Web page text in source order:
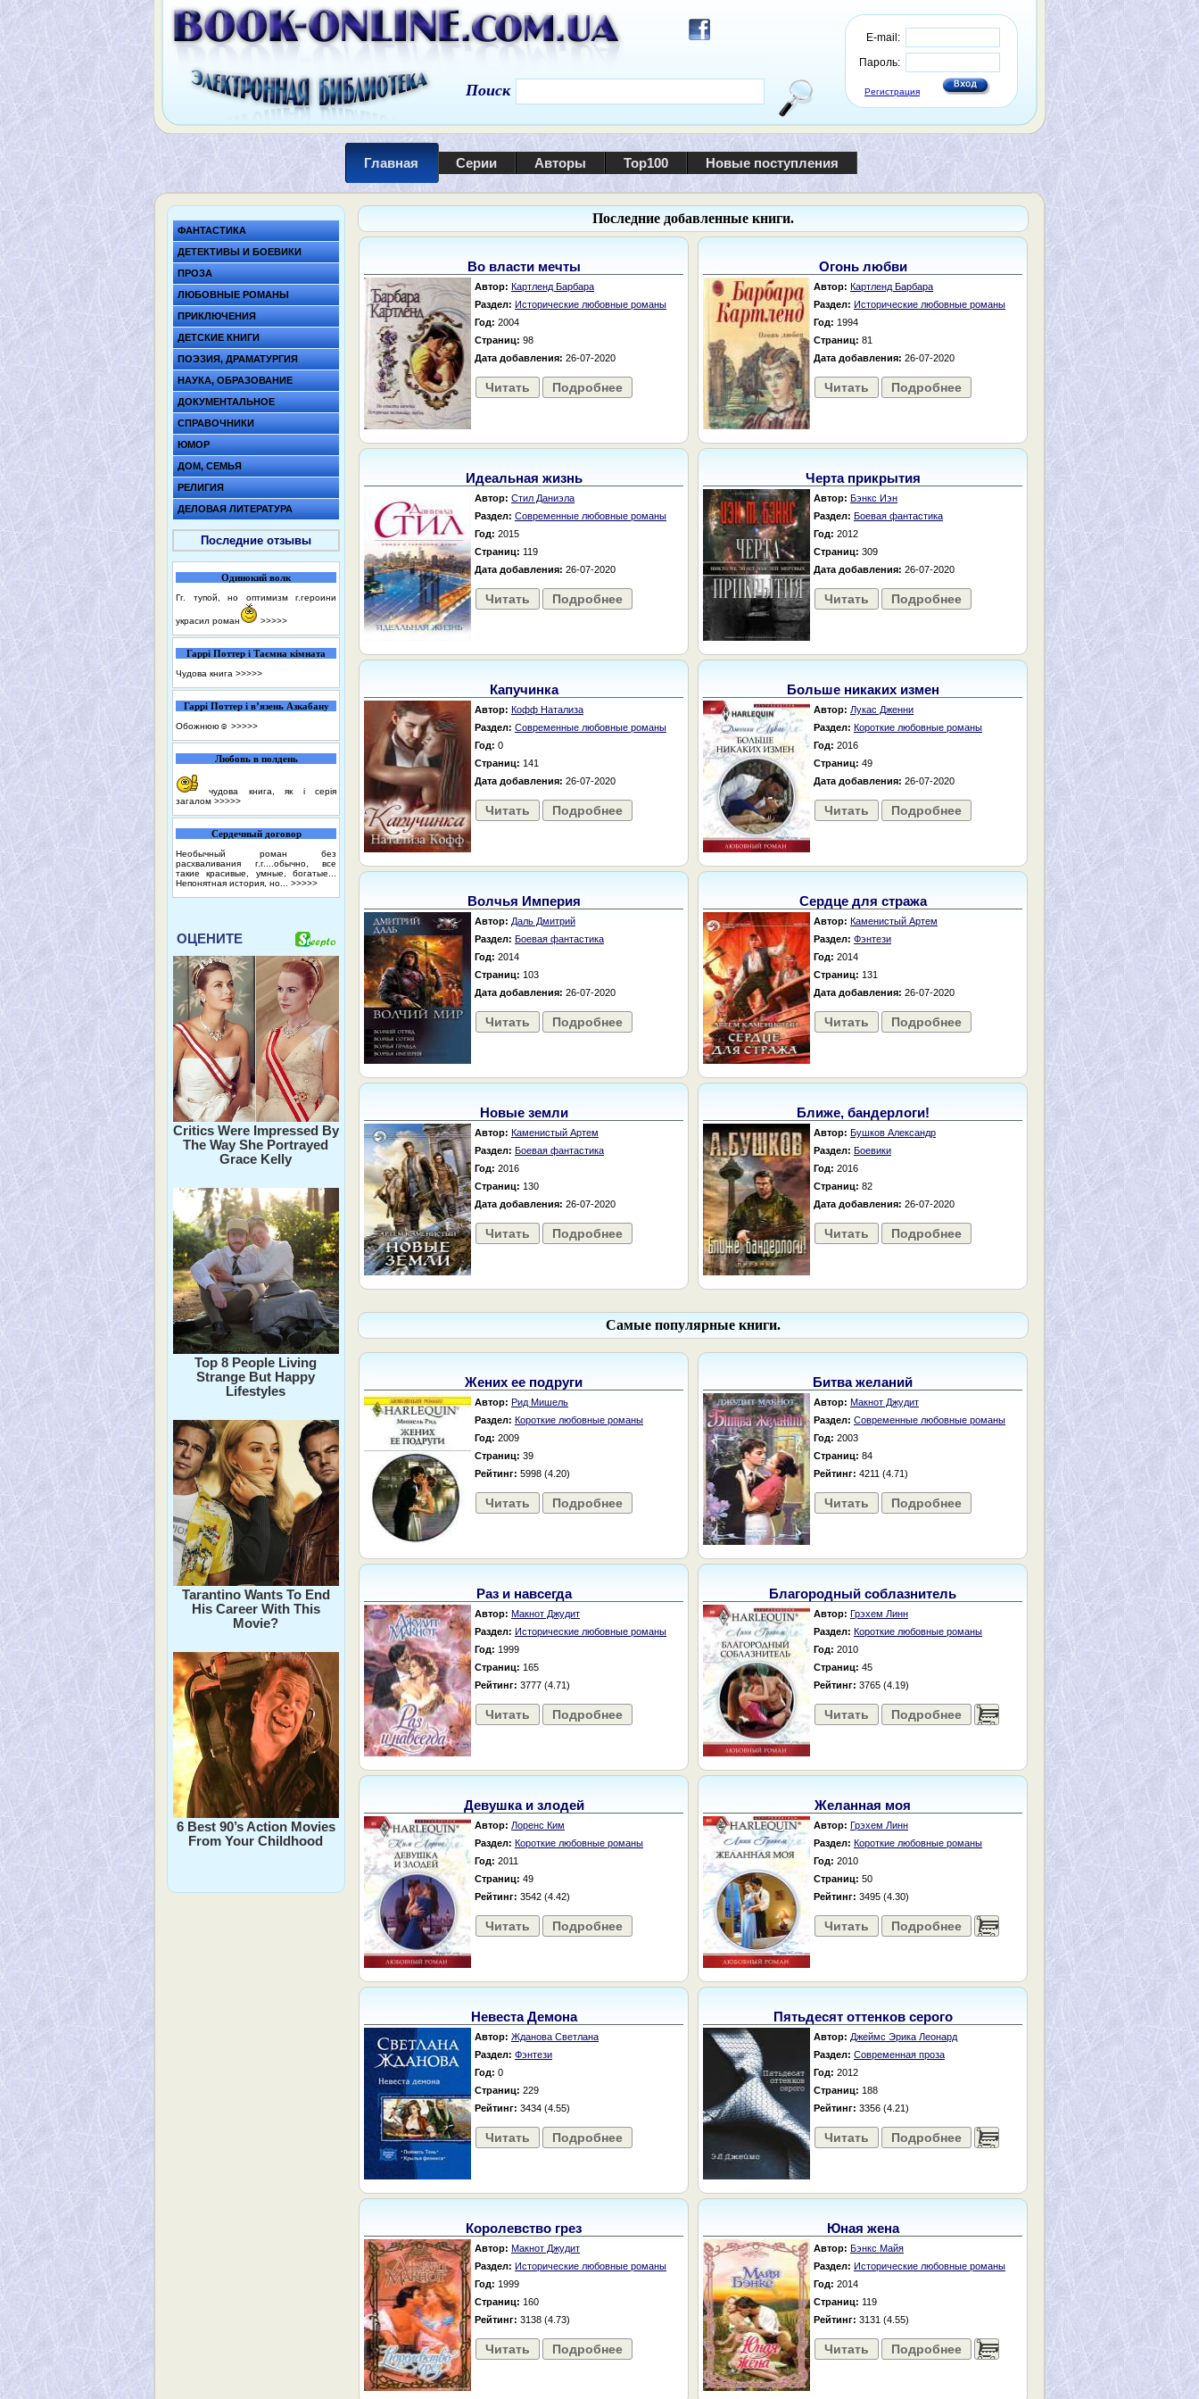
E-mail:
Пароль:
Регистрация
Поиск
Главная Серии Авторы Top100 Новые поступления
ФАНТАСТИКА
ДЕТЕКТИВЫ И БОЕВИКИ
ПРОЗА
ЛЮБОВНЫЕ РОМАНЫ
ПРИКЛЮЧЕНИЯ
ДЕТСКИЕ КНИГИ
ПОЭЗИЯ, ДРАМАТУРГИЯ
НАУКА, ОБРАЗОВАНИЕ
ДОКУМЕНТАЛЬНОЕ
СПРАВОЧНИКИ
ЮМОР
ДОМ, СЕМЬЯ
РЕЛИГИЯ
ДЕЛОВАЯ ЛИТЕРАТУРА
Последние отзывы
Одинокий волк
Гг. тупой, но оптимизм г.героини
украсил роман >>>>>
Гаррі Поттер і Таємна кімната
Чудова книга >>>>>
Гаррі Поттер і в’язень Азкабану
Обожнюю☺️ >>>>>
Любовь в полдень
чудова книга, як і серія
загалом >>>>>
Сердечный договор
Необычный роман без
расхваливания г.г....обычно, все
такие красивые, умные, богатые...
Непонятная история, но... >>>>>
ОЦЕНИТЕ
Critics Were Impressed By
The Way She Portrayed
Grace Kelly
Top 8 People Living
Strange But Happy
Lifestyles
Tarantino Wants To End
His Career With This
Movie?
6 Best 90’s Action Movies
From Your Childhood
Последние добавленные книги.
Во власти мечты
Автор: Картленд Барбара
Раздел: Исторические любовные романы
Год: 2004
Страниц: 98
Дата добавления: 26-07-2020
Читать Подробнее
Огонь любви
Автор: Картленд Барбара
Раздел: Исторические любовные романы
Год: 1994
Страниц: 81
Дата добавления: 26-07-2020
Читать Подробнее
Идеальная жизнь
Автор: Стил Даниэла
Раздел: Современные любовные романы
Год: 2015
Страниц: 119
Дата добавления: 26-07-2020
Читать Подробнее
Черта прикрытия
Автор: Бэнкс Иэн
Раздел: Боевая фантастика
Год: 2012
Страниц: 309
Дата добавления: 26-07-2020
Читать Подробнее
Капучинка
Автор: Кофф Натализа
Раздел: Современные любовные романы
Год: 0
Страниц: 141
Дата добавления: 26-07-2020
Читать Подробнее
Больше никаких измен
Автор: Лукас Дженни
Раздел: Короткие любовные романы
Год: 2016
Страниц: 49
Дата добавления: 26-07-2020
Читать Подробнее
Волчья Империя
Автор: Даль Дмитрий
Раздел: Боевая фантастика
Год: 2014
Страниц: 103
Дата добавления: 26-07-2020
Читать Подробнее
Сердце для стража
Автор: Каменистый Артем
Раздел: Фэнтези
Год: 2014
Страниц: 131
Дата добавления: 26-07-2020
Читать Подробнее
Новые земли
Автор: Каменистый Артем
Раздел: Боевая фантастика
Год: 2016
Страниц: 130
Дата добавления: 26-07-2020
Читать Подробнее
Ближе, бандерлоги!
Автор: Бушков Александр
Раздел: Боевики
Год: 2016
Страниц: 82
Дата добавления: 26-07-2020
Читать Подробнее
Самые популярные книги.
Жених ее подруги
Автор: Рид Мишель
Раздел: Короткие любовные романы
Год: 2009
Страниц: 39
Рейтинг: 5998 (4.20)
Читать Подробнее
Битва желаний
Автор: Макнот Джудит
Раздел: Современные любовные романы
Год: 2003
Страниц: 84
Рейтинг: 4211 (4.71)
Читать Подробнее
Раз и навсегда
Автор: Макнот Джудит
Раздел: Исторические любовные романы
Год: 1999
Страниц: 165
Рейтинг: 3777 (4.71)
Читать Подробнее
Благородный соблазнитель
Автор: Грэхем Линн
Раздел: Короткие любовные романы
Год: 2010
Страниц: 45
Рейтинг: 3765 (4.19)
Читать Подробнее ......
Девушка и злодей
Автор: Лоренс Ким
Раздел: Короткие любовные романы
Год: 2011
Страниц: 49
Рейтинг: 3542 (4.42)
Читать Подробнее
Желанная моя
Автор: Грэхем Линн
Раздел: Короткие любовные романы
Год: 2010
Страниц: 50
Рейтинг: 3495 (4.30)
Читать Подробнее ......
Невеста Демона
Автор: Жданова Светлана
Раздел: Фэнтези
Год: 0
Страниц: 229
Рейтинг: 3434 (4.55)
Читать Подробнее
Пятьдесят оттенков серого
Автор: Джеймс Эрика Леонард
Раздел: Современная проза
Год: 2012
Страниц: 188
Рейтинг: 3356 (4.21)
Читать Подробнее ......
Королевство грез
Автор: Макнот Джудит
Раздел: Исторические любовные романы
Год: 1999
Страниц: 160
Рейтинг: 3138 (4.73)
Читать Подробнее
Юная жена
Автор: Бэнкс Майя
Раздел: Исторические любовные романы
Год: 2014
Страниц: 119
Рейтинг: 3131 (4.55)
Читать Подробнее ......